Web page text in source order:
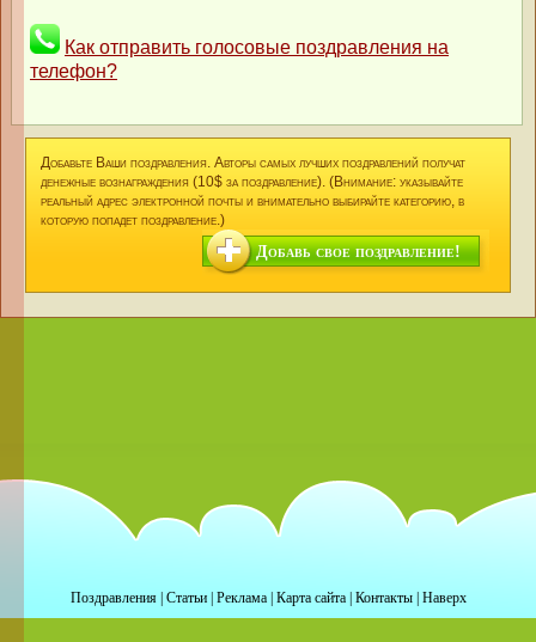
Как отправить голосовые поздравления на
телефон?
Добавьте Ваши поздравления. Авторы самых лучших поздравлений получат
денежные вознаграждения (10$ за поздравление). (Внимание: указывайте
реальный адрес электронной почты и внимательно выбирайте категорию, в
которую попадет поздравление.)
Добавь свое поздравление!
Поздравления| Статьи| Реклама| Карта сайта| Контакты| Наверх